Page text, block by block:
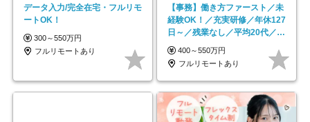
データ入力/完全在宅・フルリモ
ートOK！
300～550万円
フルリモートあり
【事務】働き方ファースト／未
経験OK！／充実研修／年休127
日～／残業なし／平均20代／リ
モートOK
400～550万円
フルリモートあり